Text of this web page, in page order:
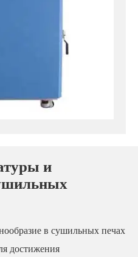
и
в сушильных печах
достижения